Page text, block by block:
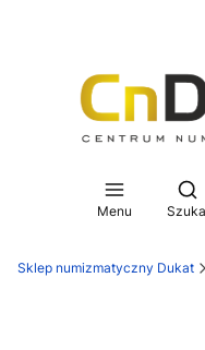
Menu
Sklep numizmatyczny Dukat